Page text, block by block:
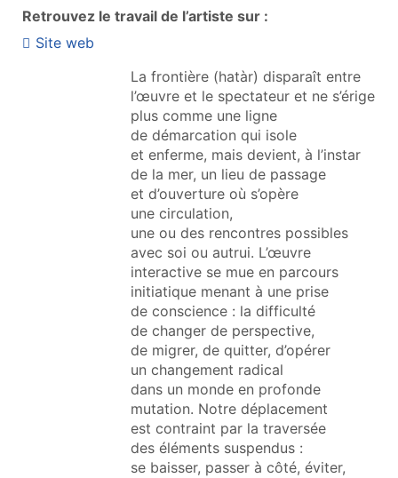
Retrouvez le travail de l’artiste sur :
Site web
La frontière (hatàr) disparaît entre
l’œuvre et le spectateur et ne s’érige
plus comme une ligne
de démarcation qui isole
et enferme, mais devient, à l’instar
de la mer, un lieu de passage
et d’ouverture où s’opère
une circulation,
une ou des rencontres possibles
avec soi ou autrui. L’œuvre
interactive se mue en parcours
initiatique menant à une prise
de conscience : la difficulté
de changer de perspective,
de migrer, de quitter, d’opérer
un changement radical
dans un monde en profonde
mutation. Notre déplacement
est contraint par la traversée
des éléments suspendus :
se baisser, passer à côté, éviter,